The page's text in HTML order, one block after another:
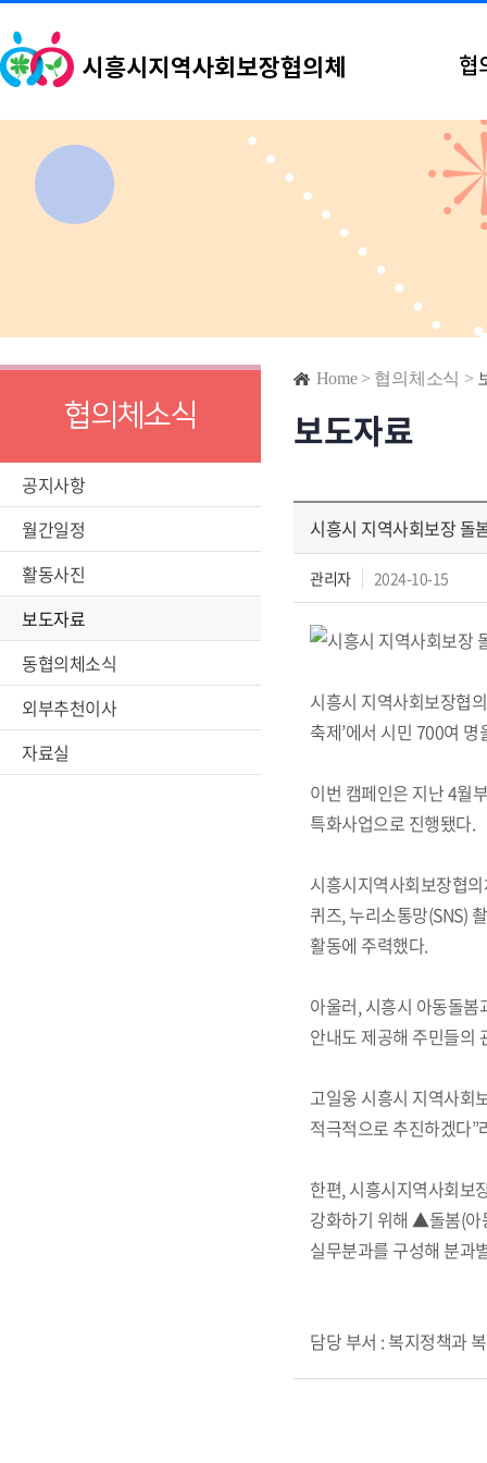
협
협의체소식
공지사항
월간일정
활동사진
보도자료
동협의체소식
외부추천이사
자료실
Home > 협의체소식 >
보도자료
시흥시 지역사회보장 돌
관리자 2024-10-15
시흥시 지역사회보장협
축제’에서 시민 700여
이번 캠페인은 지난 4월
특화사업으로 진행됐다.
시흥시지역사회보장협
퀴즈, 누리소통망(SNS)
활동에 주력했다.
아울러, 시흥시 아동돌
안내도 제공해 주민들의
고일웅 시흥시 지역사회
적극적으로 추진하겠다”
한편, 시흥시지역사회보
강화하기 위해 ▲돌봄(
실무분과를 구성해 분과
담당 부서 : 복지정책과